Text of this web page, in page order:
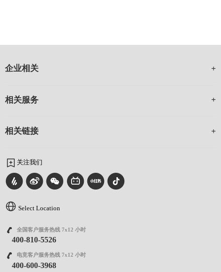
企业相关
相关服务
相关链接
关注我们
Select Location
全国客户服务热线 7x12 小时
400-810-5526
电竞客户服务热线 7x12 小时
400-600-3968